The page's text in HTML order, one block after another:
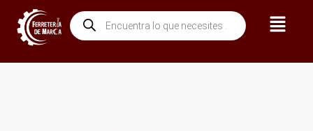
contenido
Búsqueda
de
productos
Menú